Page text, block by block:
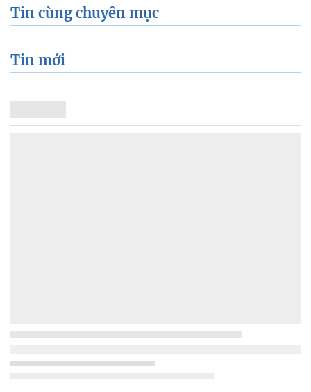
Tin cùng chuyên mục
Tin mới